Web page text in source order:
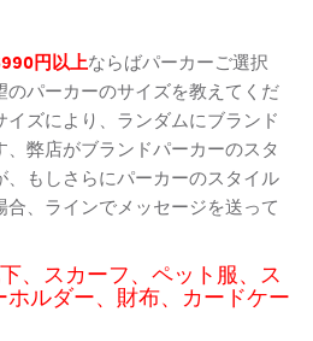
円以上ならばパーカーご選択
パーカーのサイズを教えてくだ
ズにより、ランダムにブランド
弊店がブランドパーカーのスタ
もしさらにパーカーのスタイル
、ラインでメッセージを送って
、スカーフ、ペット服、ス
ホルダー、財布、カードケー